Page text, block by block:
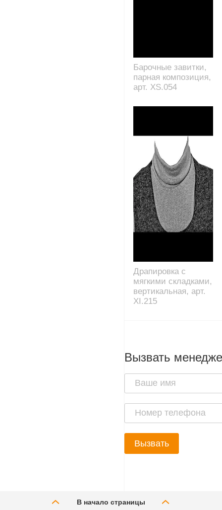
Барочные завитки,
парная композиция,
арт. XS.054
Драпировка с
мягкими складками,
вертикальная, арт.
XI.215
Вызвать
Вызвать
В начало страницы